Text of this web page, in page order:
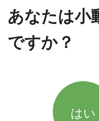
あなたは小
ですか？
はい